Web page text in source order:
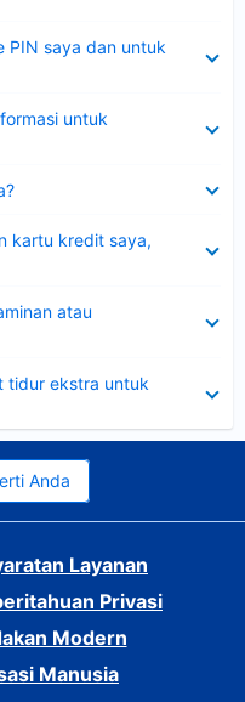
PIN saya dan untuk
untuk
kartu kredit saya,
atau
tidur ekstra untuk
Anda
Layanan
Privasi
Modern
Manusia